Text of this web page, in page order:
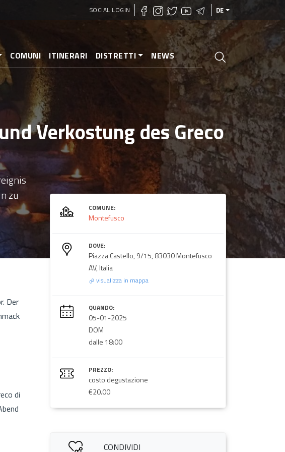
SOCIAL LOGIN DE
COMUNI ITINERARI DISTRETTI NEWS
Verkostung des Greco
zu
Der
di
COMUNE:
Montefusco
DOVE:
Piazza Castello, 9/15, 83030 Montefusco
AV, Italia
visualizza in mappa
QUANDO:
05-01-2025
DOM
dalle 18:00
PREZZO:
costo degustazione
€20.00
CONDIVIDI